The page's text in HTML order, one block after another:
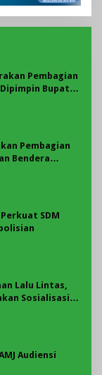
Pembagian
Bupati
Pembagian
Bendera
SDM
Lalu Lintas,
Sosialisasi
Audiensi